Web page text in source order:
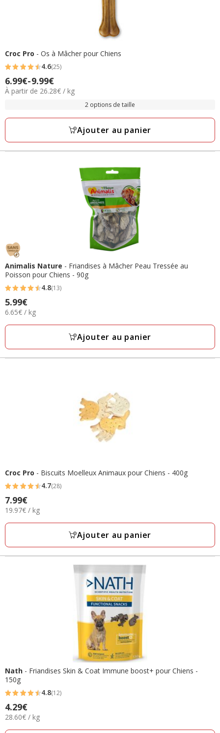
Croc Pro - Os à Mâcher pour Chiens
4.6
étoiles
avec
avis
4.6(25)
Prix
de
6.99€-9.99€
26.28€
À partir de 26.28€ / kg
2 options de taille
Ajouter au panier
Animalis Nature - Friandises à Mâcher Peau Tressée au
Poisson pour Chiens - 90g
4.8
étoiles
avec
13
4.8(13)
Prix
5.99€
5.99€
6.65€
Kg
6.65€ / kg
Ajouter au panier
Croc Pro - Biscuits Moelleux Animaux pour Chiens - 400g
4.7
étoiles
avec
28
4.7(28)
Prix
7.99€
7.99€
19.97€
Kg
19.97€ / kg
Ajouter au panier
Nath - Friandises Skin & Coat Immune boost+ pour Chiens -
150g
4.8
étoiles
avec
4.8(12)
Prix
4.29€
4.29€
28.60€
28.60€ / kg